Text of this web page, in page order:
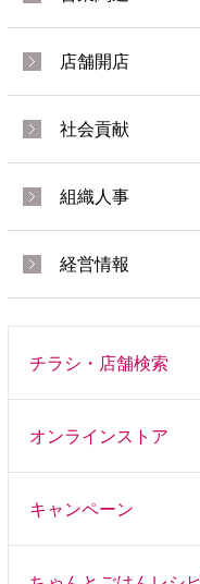
店舗開店
社会貢献
組織人事
経営情報
チラシ・店舗検索
オンラインストア
キャンペーン